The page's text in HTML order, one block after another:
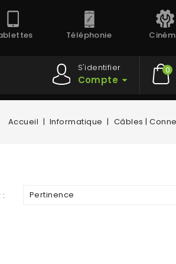
Téléphonie
0
S'identifier
Compte
Accueil Informatique Câbles |
Pertinence